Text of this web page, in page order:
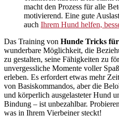
macht den Prozess für alle
motivierend. Eine gute
auch Ihrem Hund helfen,
Das Training von Hunde Tricks
wunderbare Möglichkeit, die
zu gestalten, seine Fähigkeiten zu
unvergessliche Momente voller
erleben. Es erfordert etwas mehr
von Basiskommandos, aber die
und körperlich ausgelasteter Hund
Bindung – ist unbezahlbar.
was in Ihrem Vierbeiner steckt!